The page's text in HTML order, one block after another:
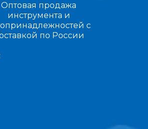
Оптовая продажа
инструмента и
с
по России